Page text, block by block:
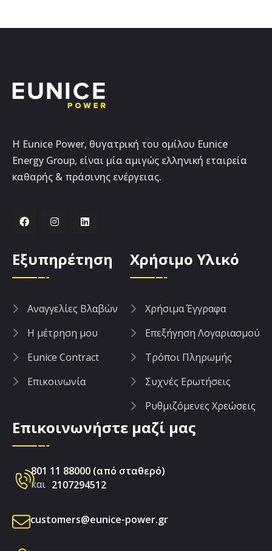
Η Eunice Power, θυγατρική του ομίλου Eunice
Energy Group, είναι μία αμιγώς ελληνική εταιρεία
καθαρής & πράσινης ενέργειας.
Εξυπηρέτηση
Aναγγελίες Βλαβών
Η μέτρηση μου
Eunice Contract
Επικοινωνία
Χρήσιμο Υλικό
Χρήσιμα Έγγραφα
Επεξήγηση Λογαριασμού
Τρόποι Πληρωμής
Συχνές Ερωτήσεις
Ρυθμιζόμενες Χρεώσεις
Επικοινωνήστε μαζί μας
801 11 88000 (από σταθερό)
και 2107294512
customers@eunice-power.gr